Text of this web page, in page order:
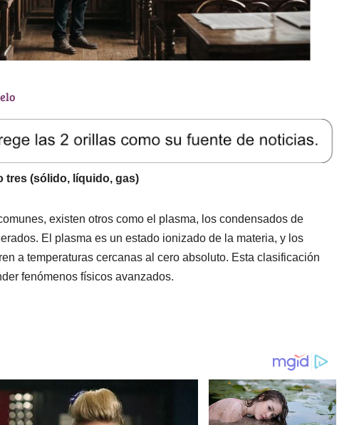
tres (sólido, líquido, gas)
existen otros como el plasma, los condensados de
El plasma es un estado ionizado de la materia, y los
a temperaturas cercanas al cero absoluto. Esta clasificación
fenómenos físicos avanzados.